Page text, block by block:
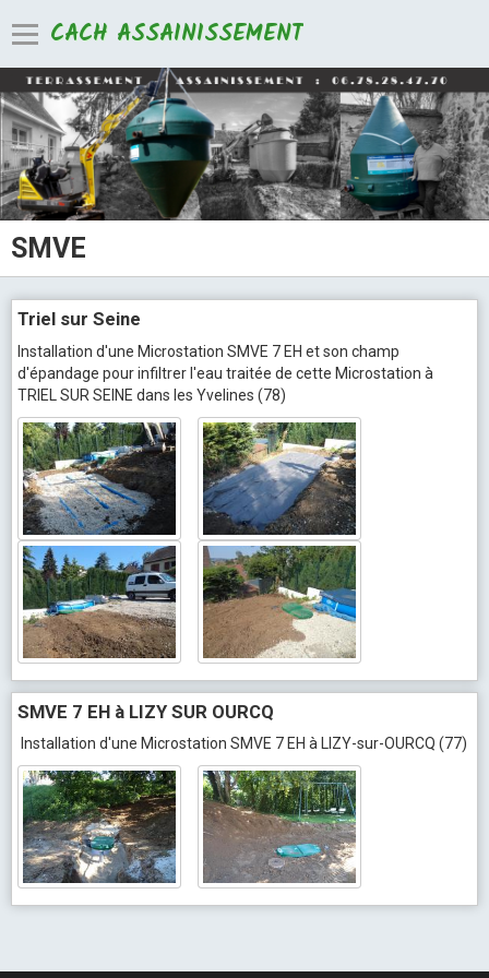
CACH ASSAINISSEMENT
SMVE
Triel sur Seine
Installation d'une Microstation SMVE 7 EH et son champ
d'épandage pour infiltrer l'eau traitée de cette Microstation à
TRIEL SUR SEINE dans les Yvelines (78)
SMVE 7 EH à LIZY SUR OURCQ
Installation d'une Microstation SMVE 7 EH à LIZY-sur-OURCQ (77)